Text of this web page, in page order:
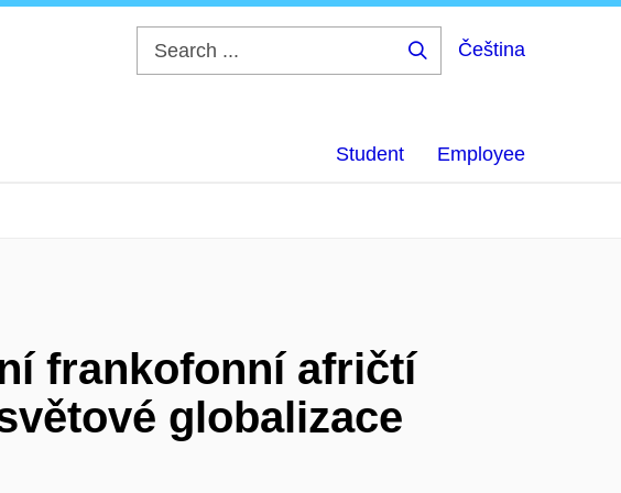
Čeština
Student Employee
frankofonní afričtí
globalizace